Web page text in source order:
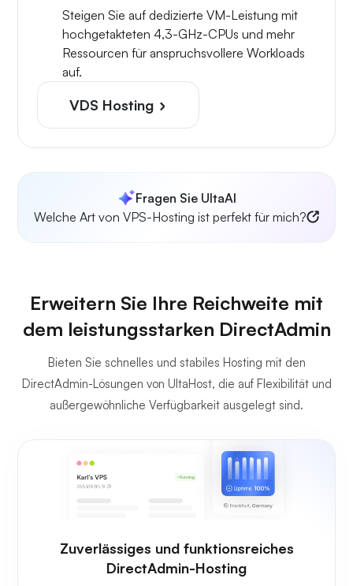
Steigen Sie auf dedizierte VM-Leistung mit
hochgetakteten 4,3-GHz-CPUs und mehr
Ressourcen für anspruchsvollere Workloads
auf.
VDS Hosting
Fragen Sie UltaAI
Welche Art von VPS-Hosting ist perfekt für mich?
Erweitern Sie Ihre Reichweite mit
dem leistungsstarken DirectAdmin
Bieten Sie schnelles und stabiles Hosting mit den
DirectAdmin-Lösungen von UltaHost, die auf Flexibilität und
außergewöhnliche Verfügbarkeit ausgelegt sind.
Zuverlässiges und funktionsreiches
DirectAdmin-Hosting